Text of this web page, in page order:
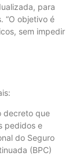
para
“O objetivo é
sem impedir
decreto que
pedidos e
do Seguro
(BPC)